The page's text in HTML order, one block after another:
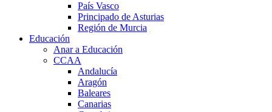
País Vasco
Principado de Asturias
Región de Murcia
Educación
Anar a Educación
CCAA
Andalucía
Aragón
Baleares
Canarias